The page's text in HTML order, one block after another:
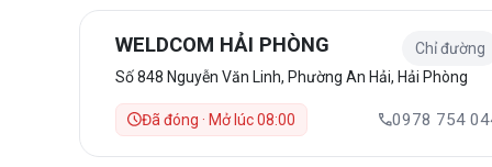
WELDCOM HẢI PHÒNG
Chỉ đường
Số 848 Nguyễn Văn Linh, Phường An Hải, Hải Phòng
Đã đóng · Mở lúc 08:00 0978 754